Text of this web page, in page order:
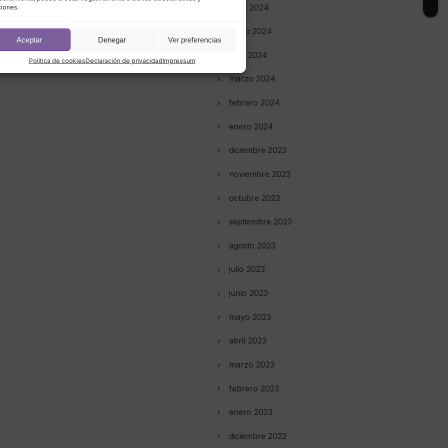
Aceptar Denegar Ver preferencias
Política de cookiesDeclaración de privacidadImpressum
junio 2024
mayo 2024
abril 2024
marzo 2024
febrero 2024
enero 2024
diciembre 2023
noviembre 2023
octubre 2023
septiembre 2023
agosto 2023
julio 2023
junio 2023
mayo 2023
abril 2023
marzo 2023
febrero 2023
enero 2023
diciembre 2022